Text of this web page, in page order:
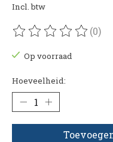
Incl. btw
De beoordeling van
(0)
Op voorraad
Hoeveelheid: